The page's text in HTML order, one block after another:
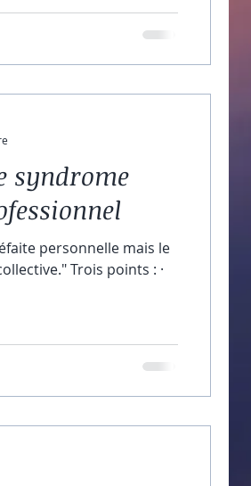
syndrome
personnelle mais le
Trois points : ·